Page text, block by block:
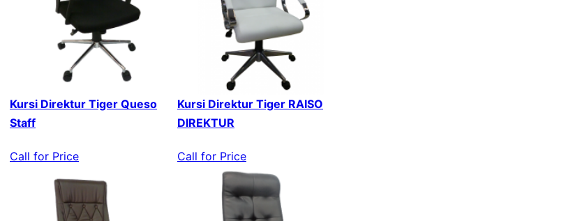
Kursi Direktur Tiger Queso
Staff
Call for Price
Kursi Direktur Tiger RAISO
DIREKTUR
Call for Price